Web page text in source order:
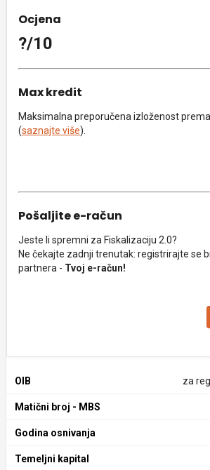
Ocjena
?/10
Max kredit
Maksimalna preporučena izloženost
(saznajte više).
Pošaljite e-račun
Jeste li spremni za Fiskalizaciju 2.0?
Ne čekajte zadnji trenutak: registrirajte se
partnera - Tvoj e-račun!
OIB za
Matični broj - MBS
Godina osnivanja
Temeljni kapital